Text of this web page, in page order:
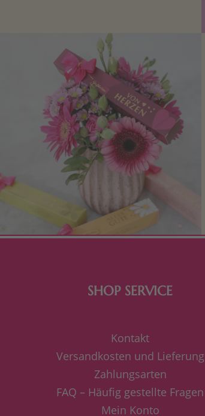
SHOP SERVICE
Kontakt
Versandkosten und Lieferung
Zahlungsarten
FAQ – Häufig gestellte Fragen
Mein Konto